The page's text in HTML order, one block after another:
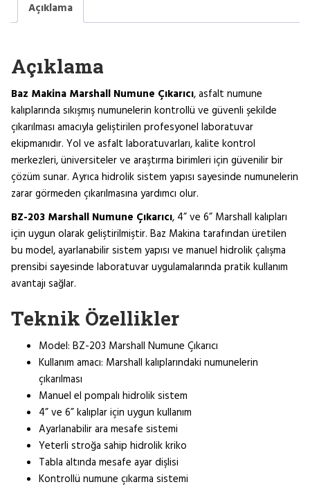
Açıklama
Açıklama
Baz Makina Marshall Numune Çıkarıcı, asfalt numune
kalıplarında sıkışmış numunelerin kontrollü ve güvenli şekilde
çıkarılması amacıyla geliştirilen profesyonel laboratuvar
ekipmanıdır. Yol ve asfalt laboratuvarları, kalite kontrol
merkezleri, üniversiteler ve araştırma birimleri için güvenilir bir
çözüm sunar. Ayrıca hidrolik sistem yapısı sayesinde numunelerin
zarar görmeden çıkarılmasına yardımcı olur.
BZ-203 Marshall Numune Çıkarıcı, 4” ve 6” Marshall kalıpları
için uygun olarak geliştirilmiştir. Baz Makina tarafından üretilen
bu model, ayarlanabilir sistem yapısı ve manuel hidrolik çalışma
prensibi sayesinde laboratuvar uygulamalarında pratik kullanım
avantajı sağlar.
Teknik Özellikler
Model: BZ-203 Marshall Numune Çıkarıcı
Kullanım amacı: Marshall kalıplarındaki numunelerin
çıkarılması
Manuel el pompalı hidrolik sistem
4” ve 6” kalıplar için uygun kullanım
Ayarlanabilir ara mesafe sistemi
Yeterli stroğa sahip hidrolik kriko
Tabla altında mesafe ayar dişlisi
Kontrollü numune çıkarma sistemi